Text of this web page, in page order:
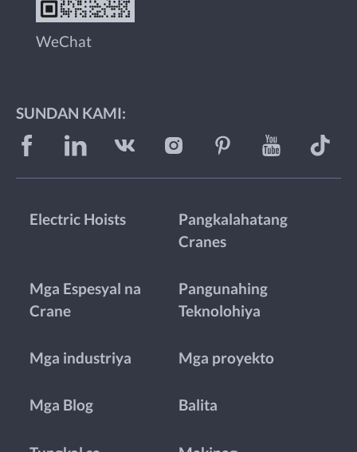
WeChat
SUNDAN KAMI:
Electric Hoists
Pangkalahatang
Cranes
Mga Espesyal na
Crane
Pangunahing
Teknolohiya
Mga industriya Mga proyekto
Mga Blog Balita